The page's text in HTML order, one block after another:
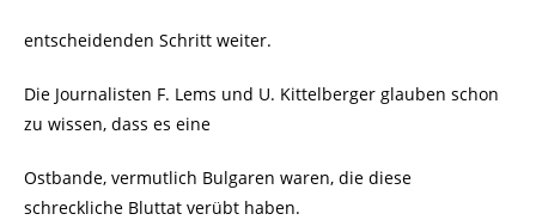
entscheidenden Schritt weiter.
Die Journalisten F. Lems und U. Kittelberger glauben schon
zu wissen, dass es eine
Ostbande, vermutlich Bulgaren waren, die diese
schreckliche Bluttat verübt haben.